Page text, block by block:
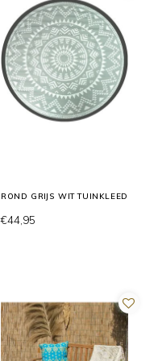
ROND GRIJS WIT TUINKLEED
€44,95